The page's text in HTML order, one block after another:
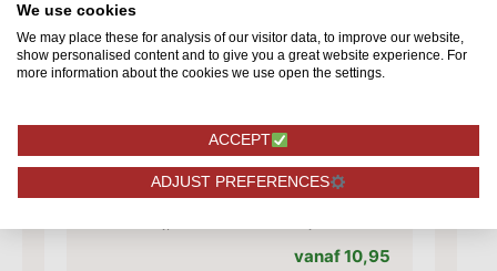
✓
Kaartje toevoegen
Voeg een kaart toe met jouw
persoonlijke tekst
Vaas toevoegen
vanaf 10,95
We use cookies
We may place these for analysis of our visitor data, to improve our website,
show personalised content and to give you a great website experience. For
more information about the cookies we use open the settings.
ACCEPT
ADJUST PREFERENCES